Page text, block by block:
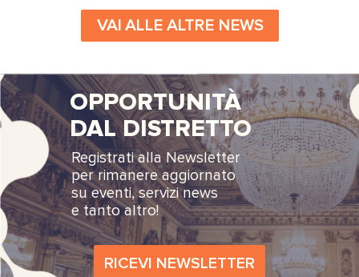
VAI ALLE ALTRE NEWS
OPPORTUNITÀ
DAL DISTRETTO
Registrati alla Newsletter
per rimanere aggiornato
su eventi, servizi news
e tanto altro!
RICEVI NEWSLETTER